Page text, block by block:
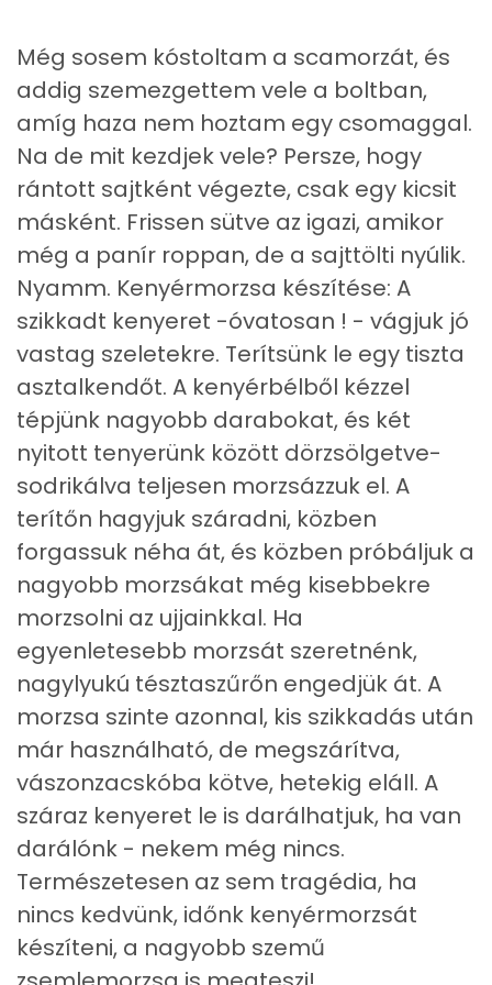
Összesen
321.2 g
Cink
1 mg
Szelén
14 mg
Kálcium
48 mg
Vas
1 mg
Magnézium
15 mg
Foszfor
73 mg
Nátrium
168 mg
Réz
0 mg
Mangán
Szénhidrát
Összesen
Cukor
2 mg
Élelmi rost
1 mg
Összesen
Vitaminok
Összesen
Még sosem kóstoltam a scamorzát, és
addig szemezgettem vele a boltban,
amíg haza nem hoztam egy csomaggal.
Na de mit kezdjek vele? Persze, hogy
rántott sajtként végezte, csak egy kicsit
másként. Frissen sütve az igazi, amikor
még a panír roppan, de a sajttölti nyúlik.
Nyamm. Kenyérmorzsa készítése: A
szikkadt kenyeret -óvatosan ! - vágjuk jó
vastag szeletekre. Terítsünk le egy tiszta
asztalkendőt. A kenyérbélből kézzel
tépjünk nagyobb darabokat, és két
nyitott tenyerünk között dörzsölgetve-
sodrikálva teljesen morzsázzuk el. A
terítőn hagyjuk száradni, közben
forgassuk néha át, és közben próbáljuk a
nagyobb morzsákat még kisebbekre
morzsolni az ujjainkkal. Ha
egyenletesebb morzsát szeretnénk,
nagylyukú tésztaszűrőn engedjük át. A
morzsa szinte azonnal, kis szikkadás után
már használható, de megszárítva,
vászonzacskóba kötve, hetekig eláll. A
száraz kenyeret le is darálhatjuk, ha van
darálónk - nekem még nincs.
Természetesen az sem tragédia, ha
nincs kedvünk, időnk kenyérmorzsát
készíteni, a nagyobb szemű